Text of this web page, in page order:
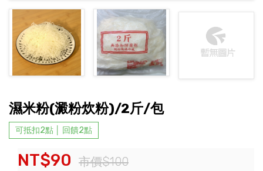
濕米粉(澱粉炊粉)/2斤/包
可抵扣2點 │ 回饋2點
NT$90 市價$100